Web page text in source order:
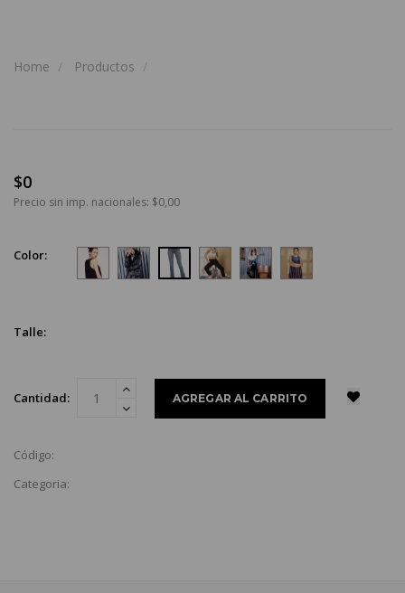
Home Productos
$0
Precio sin imp. nacionales: $0,00
Color:
Talle:
Cantidad:
Código:
Categoria: